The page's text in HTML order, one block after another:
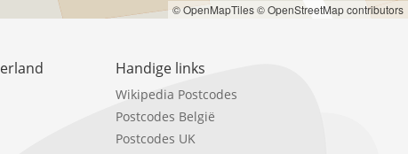
© OpenMapTiles© OpenStreetMap contributors
Handige links
Wikipedia Postcodes
Postcodes België
Postcodes UK